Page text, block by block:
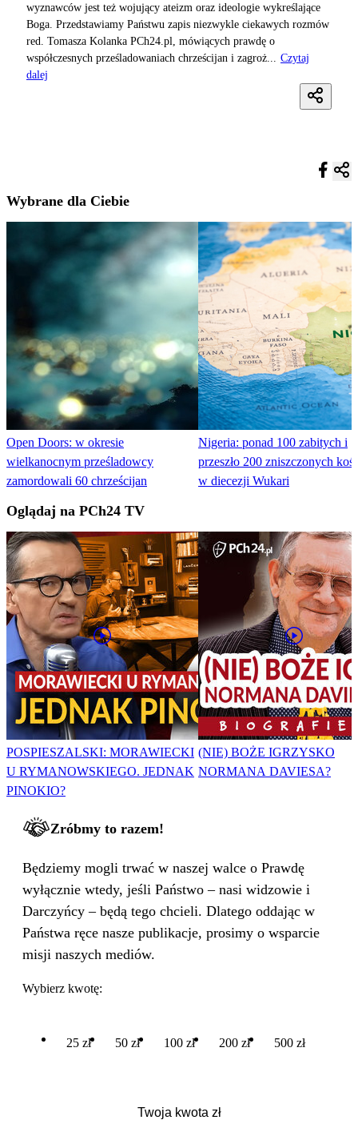
wyznawców jest też wojujący ateizm oraz ideologie wykreślające
Boga. Przedstawiamy Państwu zapis niezwykle ciekawych rozmów
red. Tomasza Kolanka PCh24.pl, mówiących prawdę o
współczesnych prześladowaniach chrześcijan i zagroż...
Czytaj
dalej
Wybrane dla Ciebie
Open Doors: w okresie
wielkanocnym prześladowcy
zamordowali 60 chrześcijan
Nigeria: ponad 100 zabitych i
przeszło 200 zniszczonych
w diecezji Wukari
Oglądaj na PCh24 TV
POSPIESZALSKI: MORAWIECKI
U RYMANOWSKIEGO. JEDNAK
PINOKIO?
(NIE) BOŻE IGRZYSKO
NORMANA DAVIESA?
Zróbmy to razem!
Będziemy mogli trwać w naszej walce o Prawdę
wyłącznie wtedy, jeśli Państwo – nasi widzowie i
Darczyńcy – będą tego chcieli. Dlatego oddając w
Państwa ręce nasze publikacje, prosimy o wsparcie
misji naszych mediów.
Wybierz kwotę:
25 zł 50 zł 100 zł 200 zł 500 zł